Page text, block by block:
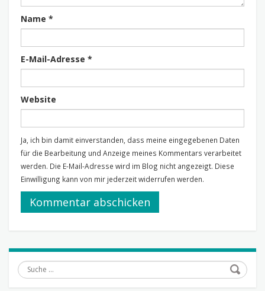
Name *
E-Mail-Adresse *
Website
Ja, ich bin damit einverstanden, dass meine eingegebenen Daten
für die Bearbeitung und Anzeige meines Kommentars verarbeitet
werden. Die E-Mail-Adresse wird im Blog nicht angezeigt. Diese
Einwilligung kann von mir jederzeit widerrufen werden.
Suche